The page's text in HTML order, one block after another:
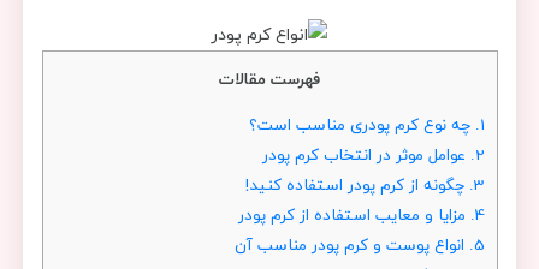
فهرست مقالات
1. چه نوع کرم پودری مناسب است؟
2. عوامل موثر در انتخاب کرم پودر
3. چگونه از کرم پودر استفاده ‎کنید!
4. مزایا و معایب استفاده از کرم پودر
5. انواع پوست و کرم پودر مناسب آن